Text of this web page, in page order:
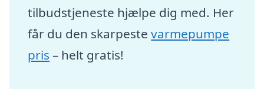
tilbudstjeneste hjælpe dig med. Her
får du den skarpestevarmepumpe
pris – helt gratis!